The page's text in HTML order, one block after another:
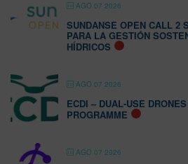
AGO 07 2026
SUNDANSE OPEN CALL 2
PARA LA GESTIÓN
HÍDRICOS
AGO 07 2026
ECDI – DUAL-USE
PROGRAMME
AGO 07 2026